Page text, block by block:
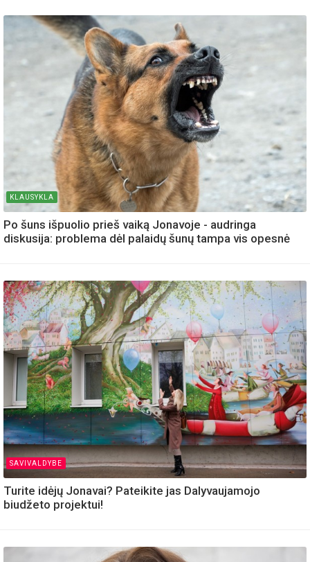
KLAUSYKLA
Po šuns išpuolio prieš vaiką Jonavoje - audringa
diskusija: problema dėl palaidų šunų tampa vis opesnė
SAVIVALDYBE
Turite idėjų Jonavai? Pateikite jas Dalyvaujamojo
biudžeto projektui!